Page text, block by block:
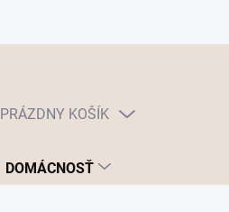
NÁKUPNÝ
PRÁZDNY KOŠÍK
DOMÁCNOSŤ